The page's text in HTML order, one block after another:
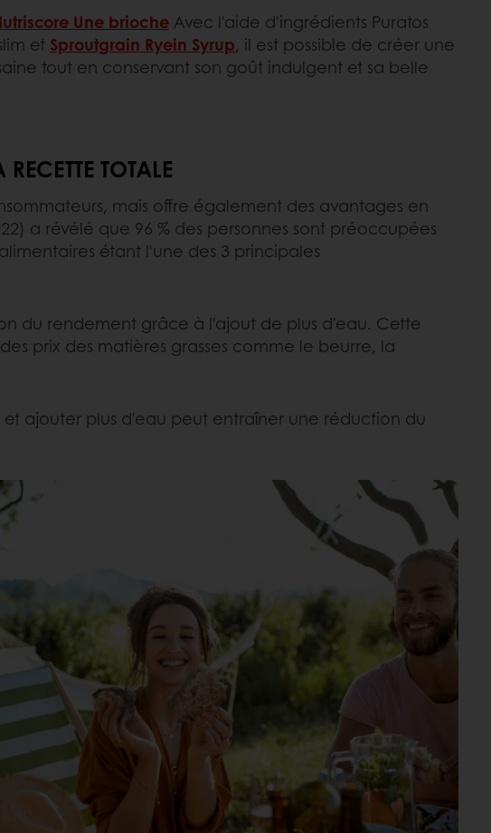
Une briocheAvec l'aide d'ingrédients Puratos
et Sproutgrain Ryein Syrup, il est possible de créer une
tout en conservant son goût indulgent et sa belle
TOTALE
mais offre également des avantages en
a révélé que 96 % des personnes sont préoccupées
étant l'une des 3 principales
du rendement grâce à l'ajout de plus d'eau. Cette
prix des matières grasses comme le beurre, la
ajouter plus d'eau peut entraîner une réduction du